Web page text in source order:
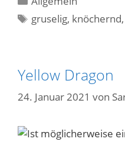
Schlagwörter
gruselig, knöchernd,
Yellow Dragon
24. Januar 2021 von